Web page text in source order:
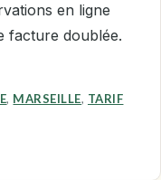
en ligne
facture doublée.
, MARSEILLE, TARIF